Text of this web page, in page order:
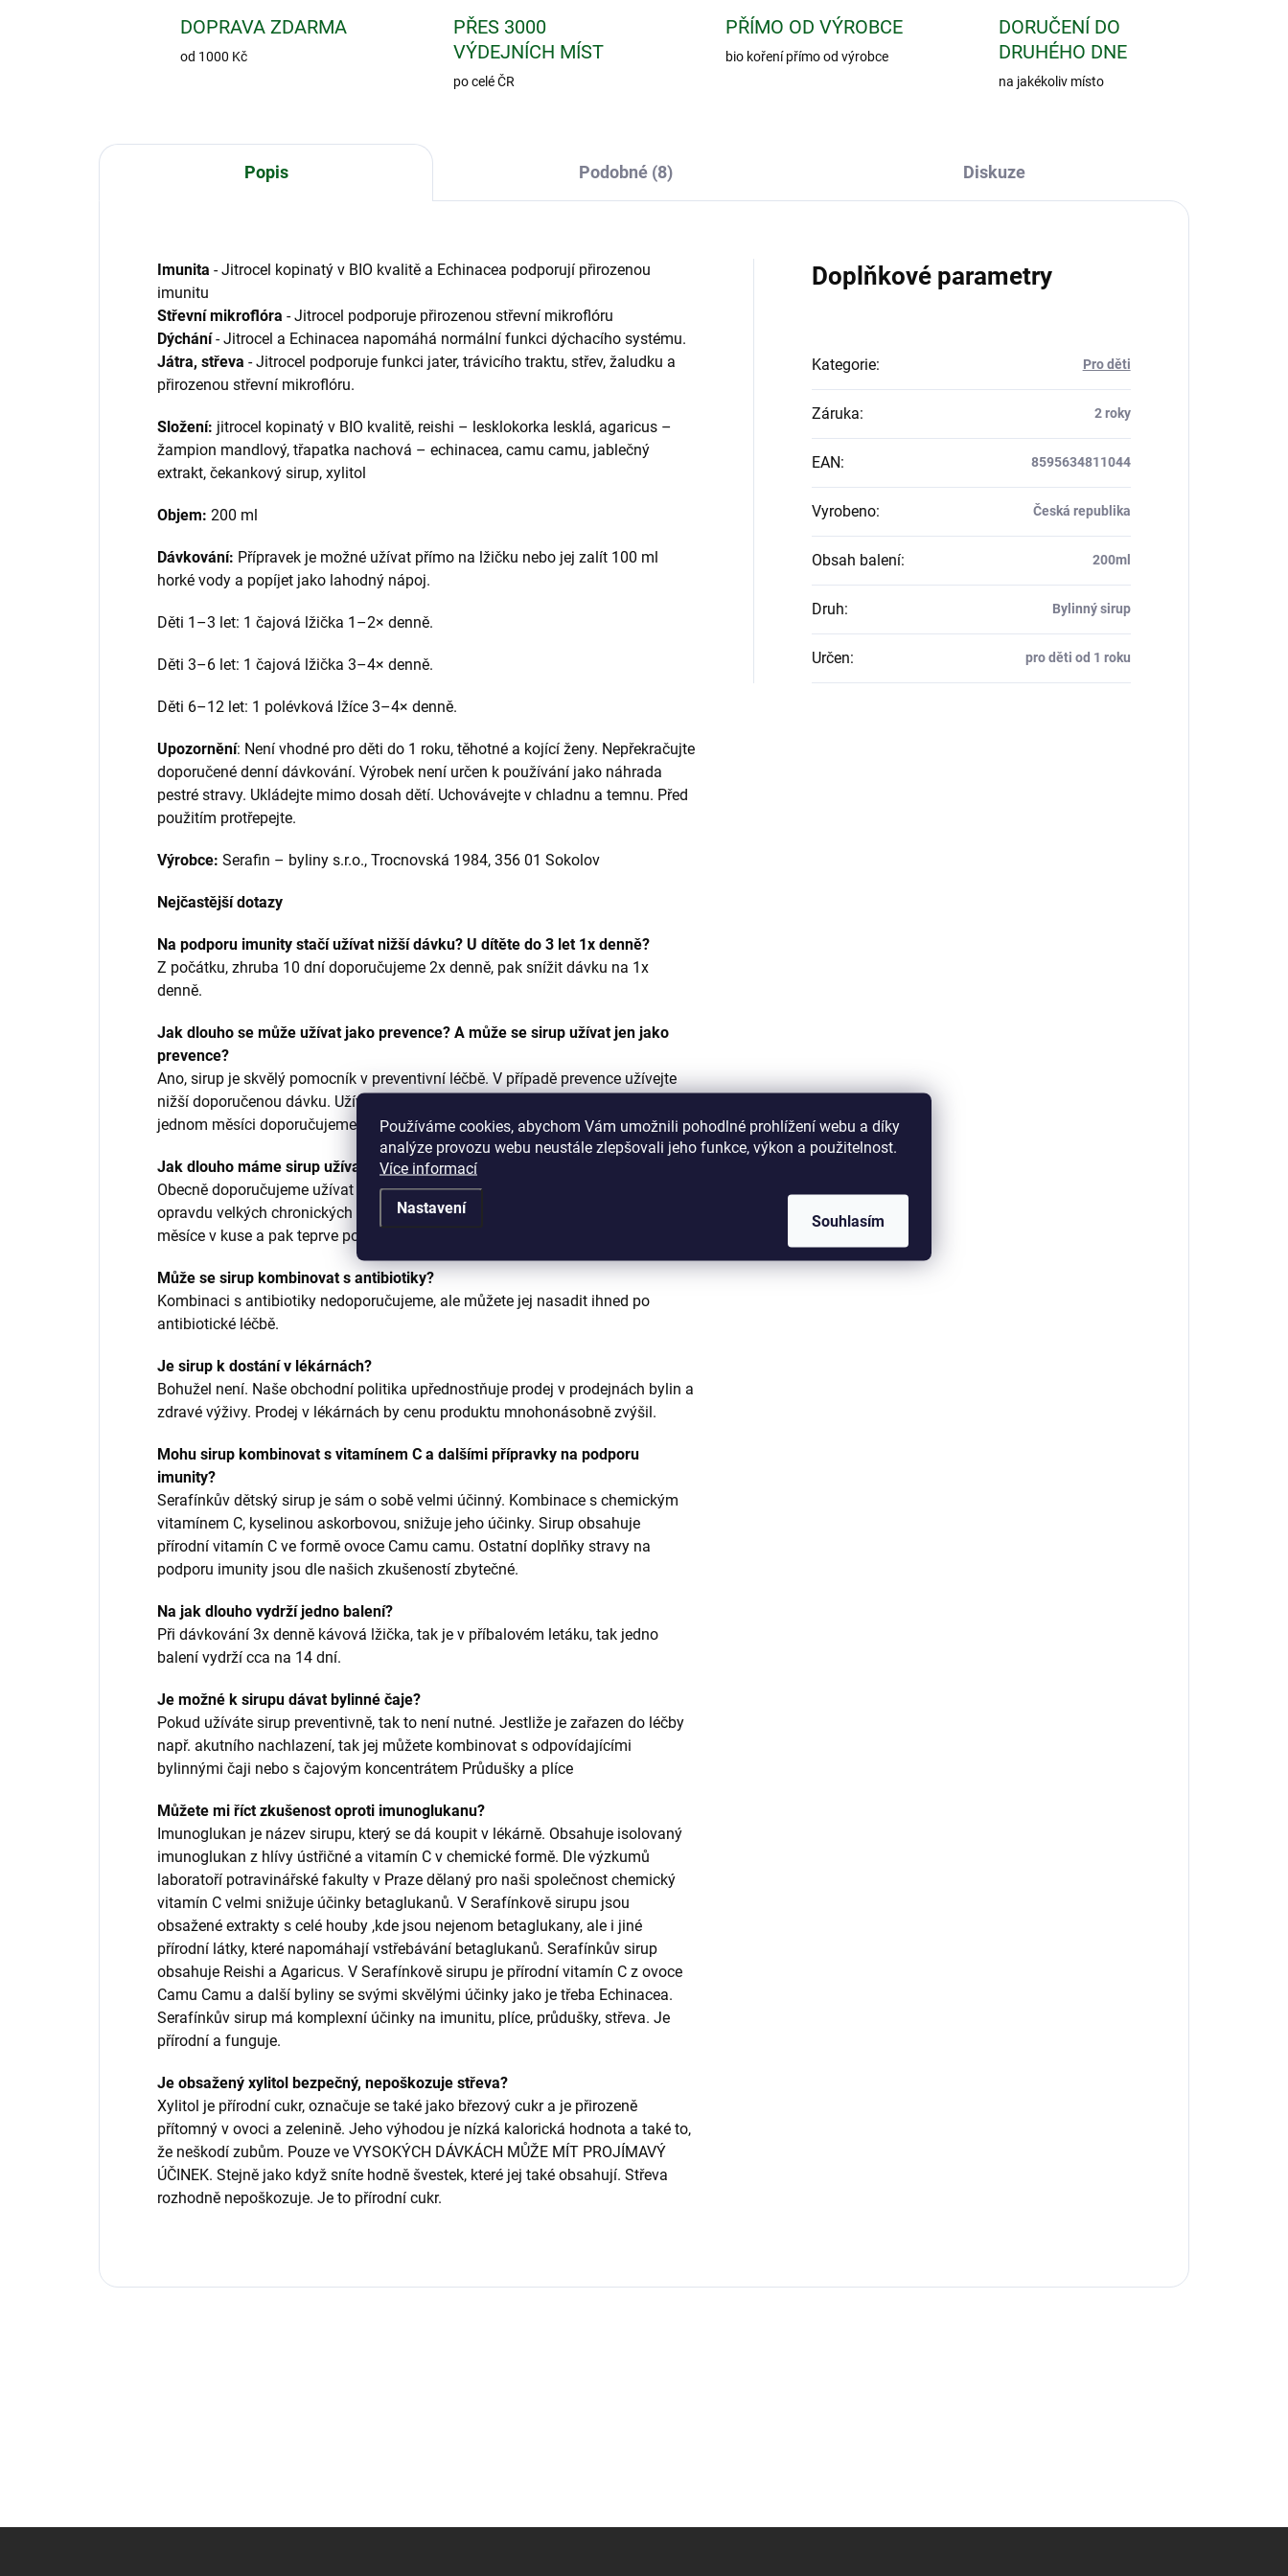
Používáme cookies, abychom Vám umožnili pohodlné prohlížení webu a díky
analýze provozu webu neustále zlepšovali jeho funkce, výkon a použitelnost.
Více informací
Nastavení
Souhlasím
DOPRAVA ZDARMA
od 1000 Kč
PŘES 3000
VÝDEJNÍCH MÍST
po celé ČR
PŘÍMO OD VÝROBCE
bio koření přímo od výrobce
DORUČENÍ DO
DRUHÉHO DNE
na jakékoliv místo
Popis Podobné (8) Diskuze
Imunita - Jitrocel kopinatý v BIO kvalitě a Echinacea podporují přirozenou
imunitu
Střevní mikroflóra - Jitrocel podporuje přirozenou střevní mikroflóru
Dýchání- Jitrocel a Echinacea napomáhá normální funkci dýchacího systému.
Játra, střeva - Jitrocel podporuje funkci jater, trávicího traktu, střev, žaludku a
přirozenou střevní mikroflóru.
Složení: jitrocel kopinatý v BIO kvalitě, reishi – lesklokorka lesklá, agaricus –
žampion mandlový, třapatka nachová – echinacea, camu camu, jablečný
extrakt, čekankový sirup, xylitol
Objem: 200 ml
Dávkování: Přípravek je možné užívat přímo na lžičku nebo jej zalít 100 ml
horké vody a popíjet jako lahodný nápoj.
Děti 1–3 let: 1 čajová lžička 1–2× denně.
Děti 3–6 let: 1 čajová lžička 3–4× denně.
Děti 6–12 let: 1 polévková lžíce 3–4× denně.
Upozornění: Není vhodné pro děti do 1 roku, těhotné a kojící ženy. Nepřekračujte
doporučené denní dávkování. Výrobek není určen k používání jako náhrada
pestré stravy. Ukládejte mimo dosah dětí. Uchovávejte v chladnu a temnu. Před
použitím protřepejte.
Výrobce: Serafin – byliny s.r.o., Trocnovská 1984, 356 01 Sokolov
Nejčastější dotazy
Na podporu imunity stačí užívat nižší dávku? U dítěte do 3 let 1x denně?
Z počátku, zhruba 10 dní doporučujeme 2x denně, pak snížit dávku na 1x
denně.
Jak dlouho se může užívat jako prevence? A může se sirup užívat jen jako
prevence?
Ano, sirup je skvělý pomocník v preventivní léčbě. V případě prevence užívejte
nižší doporučenou dávku. Užívání je dlouhodobé, třeba i půl roku, s tím, že po
jednom měsíci doporučujeme týden pauzu a pak pokračovat v tomto cyklu.
Jak dlouho máme sirup užívat?
Obecně doporučujeme užívat 1 měsíc, 1 týden pauza a znova. V případě
opravdu velkých chronických obtíží užívejte v zimním a podzimním období 2
měsíce v kuse a pak teprve pokračovat v cyklu po jenom měsíci.
Může se sirup kombinovat s antibiotiky?
Kombinaci s antibiotiky nedoporučujeme, ale můžete jej nasadit ihned po
antibiotické léčbě.
Je sirup k dostání v lékárnách?
Bohužel není. Naše obchodní politika upřednostňuje prodej v prodejnách bylin a
zdravé výživy. Prodej v lékárnách by cenu produktu mnohonásobně zvýšil.
Mohu sirup kombinovat s vitamínem C a dalšími přípravky na podporu
imunity?
Serafínkův dětský sirup je sám o sobě velmi účinný. Kombinace s chemickým
vitamínem C, kyselinou askorbovou, snižuje jeho účinky. Sirup obsahuje
přírodní vitamín C ve formě ovoce Camu camu. Ostatní doplňky stravy na
podporu imunity jsou dle našich zkušeností zbytečné.
Na jak dlouho vydrží jedno balení?
Při dávkování 3x denně kávová lžička, tak je v příbalovém letáku, tak jedno
balení vydrží cca na 14 dní.
Je možné k sirupu dávat bylinné čaje?
Pokud užíváte sirup preventivně, tak to není nutné. Jestliže je zařazen do léčby
např. akutního nachlazení, tak jej můžete kombinovat s odpovídajícími
bylinnými čaji nebo s čajovým koncentrátem Průdušky a plíce
Můžete mi říct zkušenost oproti imunoglukanu?
Imunoglukan je název sirupu, který se dá koupit v lékárně. Obsahuje isolovaný
imunoglukan z hlívy ústřičné a vitamín C v chemické formě. Dle výzkumů
laboratoří potravinářské fakulty v Praze dělaný pro naši společnost chemický
vitamín C velmi snižuje účinky betaglukanů. V Serafínkově sirupu jsou
obsažené extrakty s celé houby ,kde jsou nejenom betaglukany, ale i jiné
přírodní látky, které napomáhají vstřebávání betaglukanů. Serafínkův sirup
obsahuje Reishi a Agaricus. V Serafínkově sirupu je přírodní vitamín C z ovoce
Camu Camu a další byliny se svými skvělými účinky jako je třeba Echinacea.
Serafínkův sirup má komplexní účinky na imunitu, plíce, průdušky, střeva. Je
přírodní a funguje.
Je obsažený xylitol bezpečný, nepoškozuje střeva?
Xylitol je přírodní cukr, označuje se také jako březový cukr a je přirozeně
přítomný v ovoci a zelenině. Jeho výhodou je nízká kalorická hodnota a také to,
že neškodí zubům. Pouze ve VYSOKÝCH DÁVKÁCH MŮŽE MÍT PROJÍMAVÝ
ÚČINEK. Stejně jako když sníte hodně švestek, které jej také obsahují. Střeva
rozhodně nepoškozuje. Je to přírodní cukr.
Doplňkové parametry
Kategorie: Pro děti
Záruka: 2 roky
EAN: 8595634811044
Vyrobeno: Česká republika
Obsah balení: 200ml
Druh: Bylinný sirup
Určen: pro děti od 1 roku